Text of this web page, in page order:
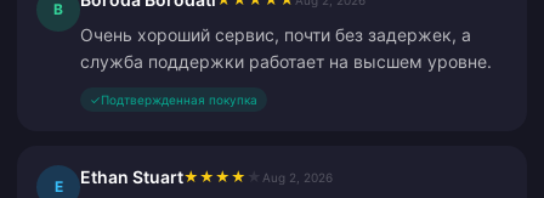
B
Очень хороший сервис, почти без задержек, а
служба поддержки работает на высшем уровне.
✓Подтвержденная покупка
E Ethan Stuart★ ★ ★ ★ Aug 2, 2026